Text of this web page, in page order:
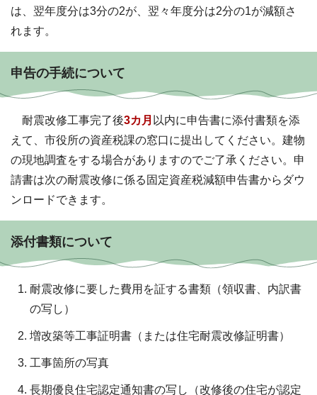
は、翌年度分は3分の2が、翌々年度分は2分の1が減額さ
れます。
申告の手続について
耐震改修工事完了後3カ月 以内に申告書に添付書類を添
えて、市役所の資産税課の窓口に提出してください。建物
の現地調査をする場合がありますのでご了承ください。申
請書は次の耐震改修に係る固定資産税減額申告書からダウ
ンロードできます。
添付書類について
耐震改修に要した費用を証する書類（領収書、内訳書
の写し）
増改築等工事証明書（または住宅耐震改修証明書）
工事箇所の写真
長期優良住宅認定通知書の写し（改修後の住宅が認定